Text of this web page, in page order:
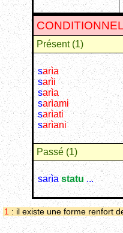
CONDITIONNEL
Présent (1)
sarìa
sarìi
sarìa
sarìami
sarìati
sarìani
Passé (1)
sarìastatu...
1 : il existe une forme renfort